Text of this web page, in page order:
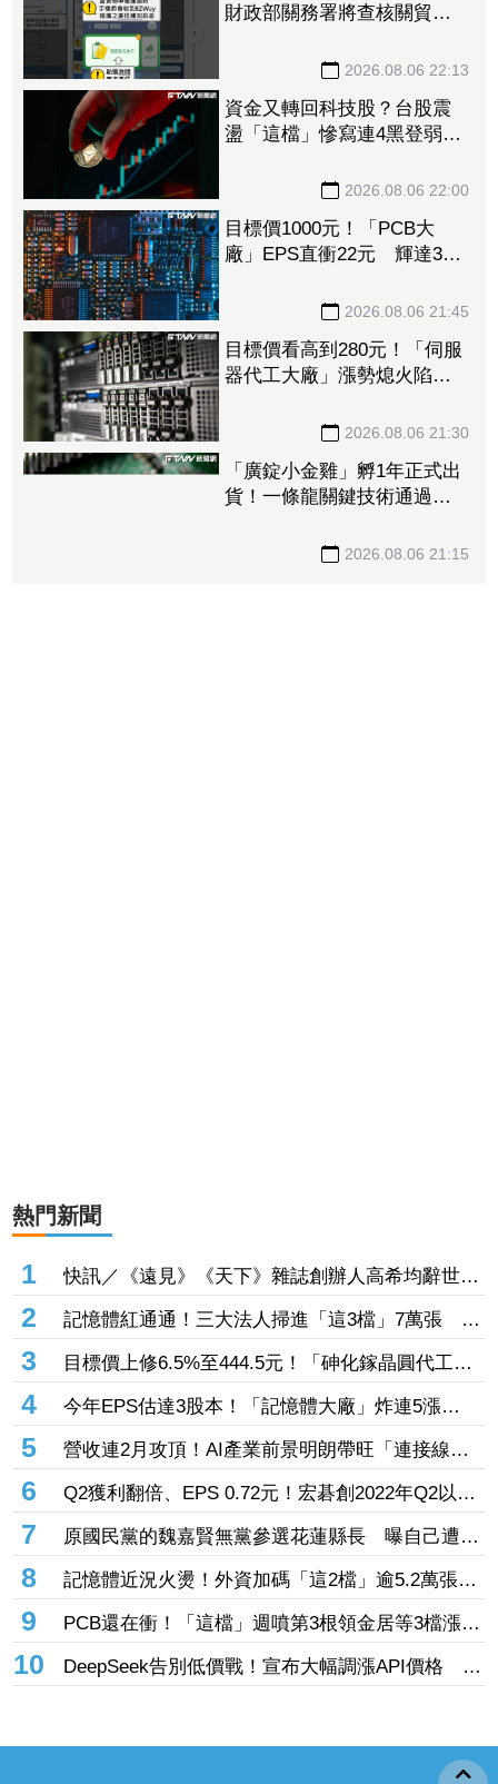
財政部關務署將查核關貿公
2026.08.06 22:13
資金又轉回科技股？台股震
盪「這檔」慘寫連4黑登弱勢
2026.08.06 22:00
目標價1000元！「PCB大
廠」EPS直衝22元 輝達3年
2026.08.06 21:45
目標價看高到280元！「伺服
器代工大廠」漲勢熄火陷連2
張、抽回21億元2026.08.06 21:30
「廣錠小金雞」孵1年正式出
貨！一條龍關鍵技術通過驗
2026.08.06 21:15
熱門新聞
1
快訊／《遠見》《天下》雜誌創辦人高希均辭世
享耆壽90歲
2
記憶體紅通通！三大法人掃進「這3檔」7萬張 砸
229億元連4日補貨南亞科
3
目標價上修6.5%至444.5元！「砷化鎵晶圓代工
廠」7月營收創4年半新高 1.6T光通訊開始貢獻營
收
4
今年EPS估達3股本！「記憶體大廠」炸連5漲
44% 外資卻砍近1.8萬張抱回31.5億元
5
營收連2月攻頂！AI產業前景明朗帶旺「連接線束
大廠」成長 外資目標價喊上3665元
6
Q2獲利翻倍、EPS 0.72元！宏碁創2022年Q2以來
新高 9月IFA將發表AI PC新品
7
原國民黨的魏嘉賢無黨參選花蓮縣長 曝自己遭打
壓當花蓮市長水塔還被投毒「次氯酸鈉」
8
記憶體近況火燙！外資加碼「這2檔」逾5.2萬張
旺宏獲投入近17億元、近5日大漲40%
9
PCB還在衝！「這檔」週噴第3根領金居等3檔漲
停 台燿連5漲51.5%、景碩累漲48%
10
DeepSeek告別低價戰！宣布大幅調漲API價格 AI
商業化邁入新階段